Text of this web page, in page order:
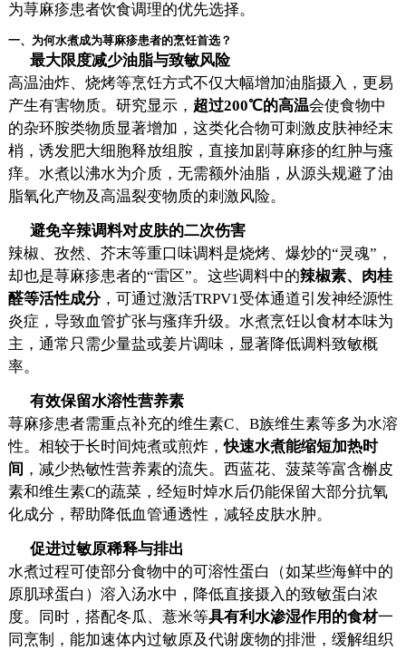
为荨麻疹患者饮食调理的优先选择。
一、为何水煮成为荨麻疹患者的烹饪首选？
最大限度减少油脂与致敏风险
高温油炸、烧烤等烹饪方式不仅大幅增加油脂摄入，更易
产生有害物质。研究显示， 超过200℃的高温会使食物中
的杂环胺类物质显著增加，这类化合物可刺激皮肤神经末
梢，诱发肥大细胞释放组胺，直接加剧荨麻疹的红肿与瘙
痒。水煮以沸水为介质，无需额外油脂，从源头规避了油
脂氧化产物及高温裂变物质的刺激风险。
避免辛辣调料对皮肤的二次伤害
辣椒、孜然、芥末等重口味调料是烧烤、爆炒的“灵魂”，
却也是荨麻疹患者的“雷区”。这些调料中的辣椒素、肉桂
醛等活性成分，可通过激活TRPV1受体通道引发神经源性
炎症，导致血管扩张与瘙痒升级。水煮烹饪以食材本味为
主，通常只需少量盐或姜片调味，显著降低调料致敏概
率。
有效保留水溶性营养素
荨麻疹患者需重点补充的维生素C、B族维生素等多为水溶
性。相较于长时间炖煮或煎炸，快速水煮能缩短加热时
间 ，减少热敏性营养素的流失。西蓝花、菠菜等富含槲皮
素和维生素C的蔬菜，经短时焯水后仍能保留大部分抗氧
化成分，帮助降低血管通透性，减轻皮肤水肿。
促进过敏原稀释与排出
水煮过程可使部分食物中的可溶性蛋白（如某些海鲜中的
原肌球蛋白）溶入汤水中，降低直接摄入的致敏蛋白浓
度。同时，搭配冬瓜、薏米等具有利水渗湿作用的食材一
同烹制，能加速体内过敏原及代谢废物的排泄，缓解组织